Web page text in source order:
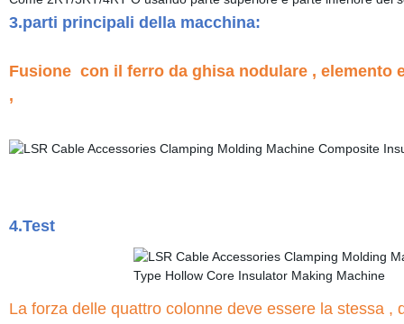
3.parti principali della macchina:
Fusione con il ferro da ghisa nodulare ,
,
4.Test
La forza delle quattro colonne deve essere la stessa